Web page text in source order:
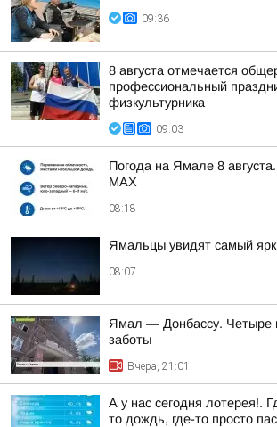
09:36
8 августа отмечается
профессиональный
физкультурника
09:03
Погода на Ямале 8
MAX
08:18
Ямальцы увидят самый
08:07
Ямал — Донбассу. Четыре
заботы
Вчера, 21:01
А у нас сегодня лотерея!.
то дождь, где-то просто